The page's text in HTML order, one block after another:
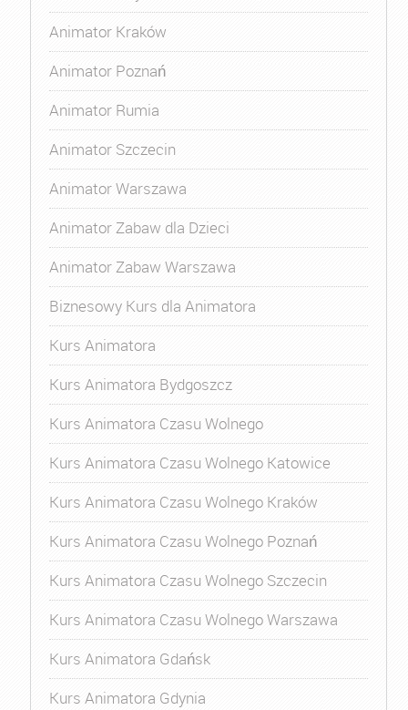
Animator Kraków
Animator Poznań
Animator Rumia
Animator Szczecin
Animator Warszawa
Animator Zabaw dla Dzieci
Animator Zabaw Warszawa
Biznesowy Kurs dla Animatora
Kurs Animatora
Kurs Animatora Bydgoszcz
Kurs Animatora Czasu Wolnego
Kurs Animatora Czasu Wolnego Katowice
Kurs Animatora Czasu Wolnego Kraków
Kurs Animatora Czasu Wolnego Poznań
Kurs Animatora Czasu Wolnego Szczecin
Kurs Animatora Czasu Wolnego Warszawa
Kurs Animatora Gdańsk
Kurs Animatora Gdynia